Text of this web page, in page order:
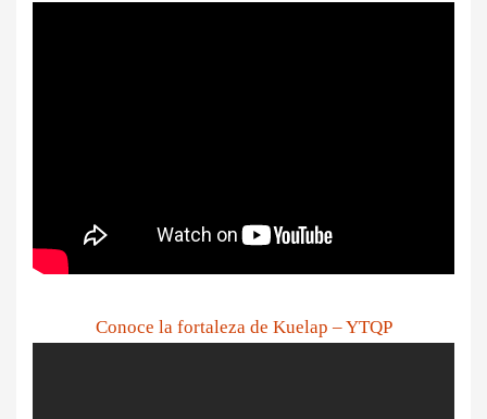
Conoce la fortaleza de Kuelap – YTQP